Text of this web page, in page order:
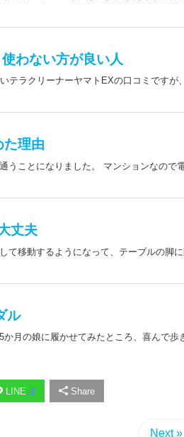
LINE Share
Next »